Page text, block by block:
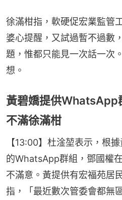
徐滿柑指，軟硬促宏業監管
婆心提醒，又試過暫不過數
題，惟都只能見一次話一次
想。
黃碧嬌提供
不滿徐滿柑
【13:00】杜淦堃表示，根
的WhatsApp群組，鄧國權
不滿意。黃提供有宏福苑居
指，「最近數次管委會都無